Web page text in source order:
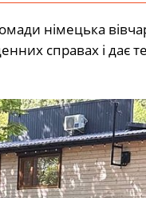
німецька
справах і дає